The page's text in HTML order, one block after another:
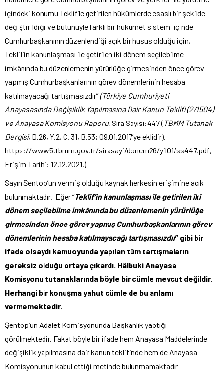
içindeki konumu Teklif’le getirilen hükümlerde esaslı bir şekilde
değiştirildiği ve bütünüyle farklı bir hükümet sistemi içinde
Cumhurbaşkanının düzenlendiği açık bir husus olduğu için,
Teklif’in kanunlaşması ile getirilen iki dönem seçilebilme
imkânında bu düzenlemenin yürürlüğe girmesinden önce görev
yapmış Cumhurbaşkanlarının görev dönemlerinin hesaba
katılmayacağı tartışmasızdır”(Türkiye Cumhuriyeti
Anayasasında Değişiklik Yapılmasına Dair Kanun Teklifi (2/1504)
ve Anayasa Komisyonu Raporu, Sıra Sayısı:447 ( TBMM Tutanak
Dergisi, D.26, Y.2, C. 31, B.53; 09.01.2017’ye eklidir).
https://www5.tbmm.gov.tr/sirasayi/donem26/yil01/ss447.pdf,
Erişim Tarihi: 12.12.2021.)
Sayın Şentop’un vermiş olduğu kaynak herkesin erişimine açık
bulunmaktadır. Eğer “Teklif’in kanunlaşması ile getirilen iki
dönem seçilebilme imkânında bu düzenlemenin yürürlüğe
girmesinden önce görev yapmış Cumhurbaşkanlarının görev
dönemlerinin hesaba katılmayacağı tartışmasızdır” gibi bir
ifade olsaydı kamuoyunda yapılan tüm tartışmaların
gereksiz olduğu ortaya çıkardı. Hâlbuki Anayasa
Komisyonu tutanaklarında böyle bir cümle mevcut değildir.
Herhangi bir konuşma yahut cümle de bu anlamı
vermemektedir.
Şentop’un Adalet Komisyonunda Başkanlık yaptığı
görülmektedir. Fakat böyle bir ifade hem Anayasa Maddelerinde
değişiklik yapılmasına dair kanun teklifinde hem de Anayasa
Komisyonunun kabul ettiği metinde bulunmamaktadır